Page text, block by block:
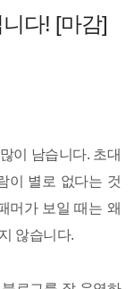
다! [마감]
이 남습니다. 초대
이 별로 없다는 것
머가 보일 때는 왜
않습니다.